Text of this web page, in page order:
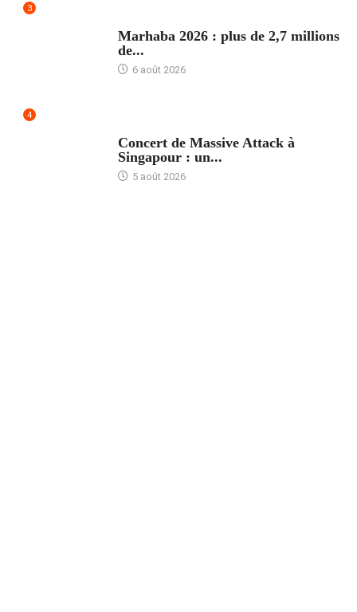
3
Marhaba 2026 : plus de 2,7 millions
de...
6 août 2026
4
Concert de Massive Attack à
Singapour : un...
5 août 2026